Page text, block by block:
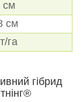
см
см
га
гібрид